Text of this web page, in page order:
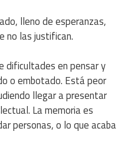
lleno de esperanzas,
no las justifican.
dificultades en pensar y
o embotado. Está peor
llegar a presentar
La memoria es
personas, o lo que acaba